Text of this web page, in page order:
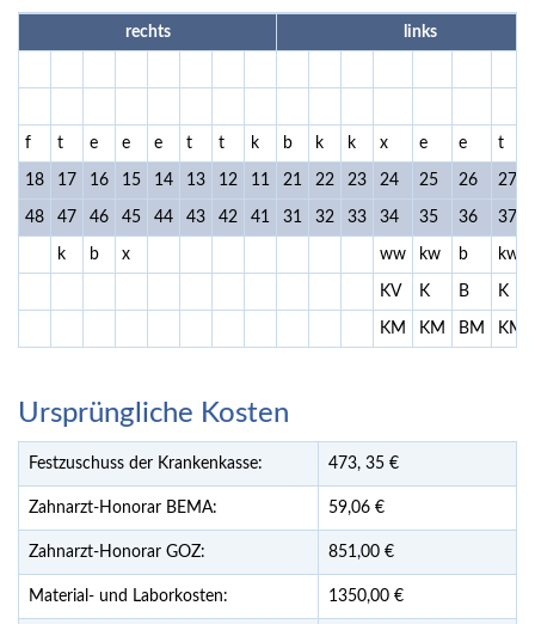
rechts links
f t e e e t t k b k k x e e t
18 17 16 15 14 13 12 11 21 22 23 24 25 26 27
48 47 46 45 44 43 42 41 31 32 33 34 35 36 37
k b x ww kw b kw
KV K B K
KM KM BM KM
Ursprüngliche Kosten
Festzuschuss der Krankenkasse: 473, 35 €
Zahnarzt-Honorar BEMA: 59,06 €
Zahnarzt-Honorar GOZ: 851,00 €
Material- und Laborkosten: 1350,00 €